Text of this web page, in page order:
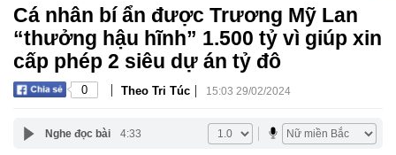
Cá nhân bí ẩn được Trương Mỹ Lan
“thưởng hậu hĩnh” 1.500 tỷ vì giúp xin
cấp phép 2 siêu dự án tỷ đô
0 | Theo Tri Túc | 15:03 29/02/2024
Nghe đọc bài 4:33